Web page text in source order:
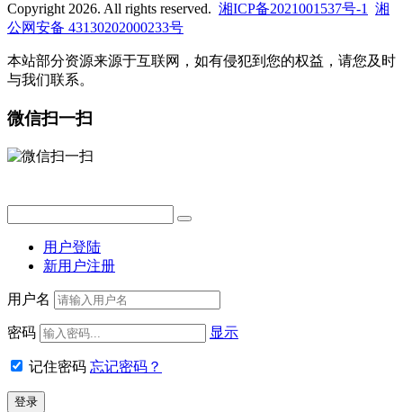
Copyright 2026. All rights reserved. 湘ICP备2021001537号-1
湘
公网安备 43130202000233号
本站部分资源来源于互联网，如有侵犯到您的权益，请您及时
与我们联系。
微信扫一扫
用户登陆
新用户注册
用户名
密码 显示
记住密码 忘记密码？